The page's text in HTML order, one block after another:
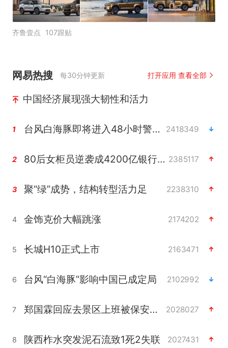
齐鲁壹点 107跟贴
网易热搜 每30分钟更新 打开应用 查看全部
中国经济展现强大韧性和活力
1 台风白海豚即将进入48小时警戒线 2418349
2 80后女柜员逆袭成4200亿银行副行长 2385117
3 聚“绿”成势，结构转型活力足 2238310
4 金饰克价大幅跳涨 2174202
5 长城H10正式上市 2163471
6 台风“白海豚”影响中国已成定局 2102992
7 郑国霖回应去景区上班被保安拦下 2028027
8 陕西柞水突发泥石流致1死2失联 2027431